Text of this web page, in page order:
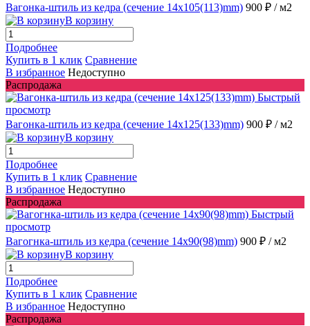
Вагонка-штиль из кедра (сечение 14x105(113)mm) 900 ₽ / м2
В корзину
Подробнее
Купить в 1 клик Сравнение
В избранное Недоступно
Распродажа
Быстрый
просмотр
Вагонка-штиль из кедра (сечение 14x125(133)mm) 900 ₽ / м2
В корзину
Подробнее
Купить в 1 клик Сравнение
В избранное Недоступно
Распродажа
Быстрый
просмотр
Вагогнка-штиль из кедра (сечение 14x90(98)mm) 900 ₽ / м2
В корзину
Подробнее
Купить в 1 клик Сравнение
В избранное Недоступно
Распродажа